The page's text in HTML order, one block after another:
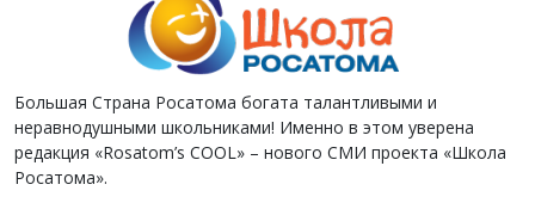
Большая Страна Росатома богата талантливыми и
неравнодушными школьниками! Именно в этом уверена
редакция «Rosatom’s COOL» – нового СМИ проекта «Школа
Росатома».